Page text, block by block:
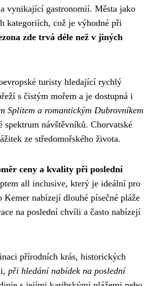
vynikající gastronomií. Města jako
kategoriích, což je výhodné při
zde trvá déle než v jiných
turisty hledající rychlý
s čistým mořem a je dostupná i
Splitem a romantickým Dubrovníkem
spektrum návštěvníků. Chorvatské
ze středomořského života.
ceny a kvality při poslední
all inclusive, který je ideální pro
nabízejí dlouhé písečné pláže
na poslední chvíli a často nabízejí
přírodních krás, historických
při hledání nabídek na poslední